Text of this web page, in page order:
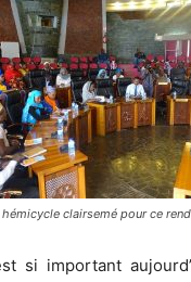
hémicycle clairsemé pour ce
si important